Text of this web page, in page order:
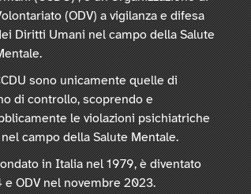
(ODV) a vigilanza e difesa
Diritti Umani nel campo della Salute
sono unicamente quelle di
di controllo, scoprendo e
le violazioni psichiatriche
campo della Salute Mentale.
in Italia nel 1979, è diventato
e ODV nel novembre 2023.